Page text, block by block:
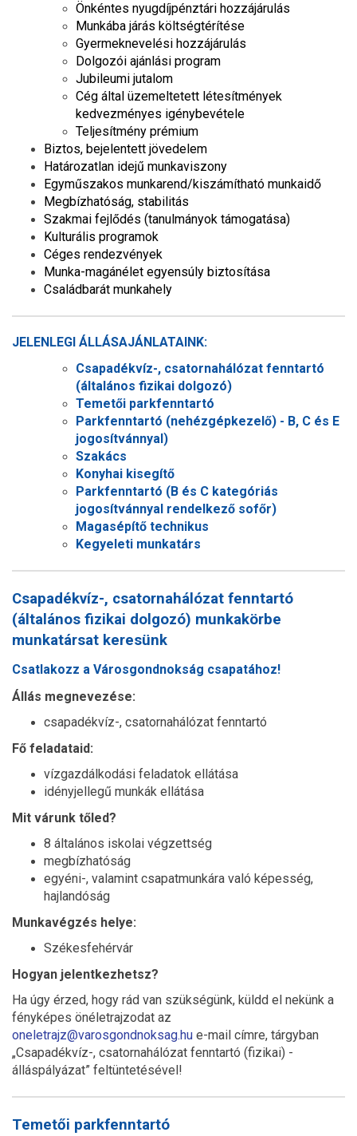
Önkéntes nyugdíjpénztári hozzájárulás
Munkába járás költségtérítése
Gyermeknevelési hozzájárulás
Dolgozói ajánlási program
Jubileumi jutalom
Cég által üzemeltetett létesítmények
kedvezményes igénybevétele
Teljesítmény prémium
Biztos, bejelentett jövedelem
Határozatlan idejű munkaviszony
Egyműszakos munkarend/kiszámítható munkaidő
Megbízhatóság, stabilitás
Szakmai fejlődés (tanulmányok támogatása)
Kulturális programok
Céges rendezvények
Munka-magánélet egyensúly biztosítása
Családbarát munkahely
JELENLEGI ÁLLÁSAJÁNLATAINK:
Csapadékvíz-, csatornahálózat fenntartó
(általános fizikai dolgozó)
Temetői parkfenntartó
Parkfenntartó (nehézgépkezelő) - B, C és E
jogosítvánnyal)
Szakács
Konyhai kisegítő
Parkfenntartó (B és C kategóriás
jogosítvánnyal rendelkező sofőr)
Magasépítő technikus
Kegyeleti munkatárs
Csapadékvíz-, csatornahálózat fenntartó
(általános fizikai dolgozó) munkakörbe
munkatársat keresünk
Csatlakozz a Városgondnokság csapatához!
Állás megnevezése:
csapadékvíz-, csatornahálózat fenntartó
Fő feladataid:
vízgazdálkodási feladatok ellátása
idényjellegű munkák ellátása
Mit várunk tőled?
8 általános iskolai végzettség
megbízhatóság
egyéni-, valamint csapatmunkára való képesség,
hajlandóság
Munkavégzés helye:
Székesfehérvár
Hogyan jelentkezhetsz?
Ha úgy érzed, hogy rád van szükségünk, küldd el nekünk a
fényképes önéletrajzodat az
oneletrajz@varosgondnoksag.hu e-mail címre, tárgyban
„Csapadékvíz-, csatornahálózat fenntartó (fizikai) -
álláspályázat” feltüntetésével!
Temetői parkfenntartó